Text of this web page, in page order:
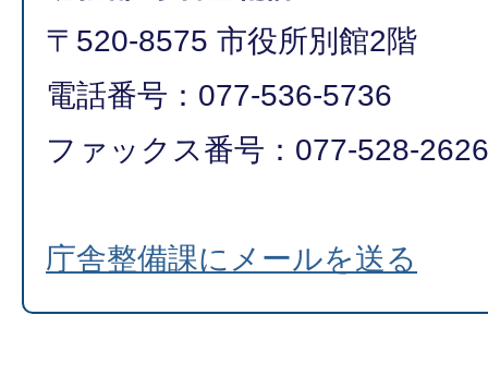
〒520-8575 市役所別館2階
電話番号：077-536-5736
ファックス番号：077-528-2626
庁舎整備課にメールを送る